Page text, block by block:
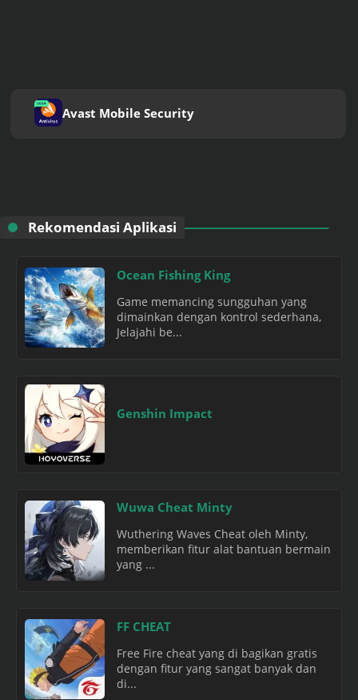
Avast Mobile Security
Rekomendasi Aplikasi
Ocean Fishing King
Game memancing sungguhan yang
dimainkan dengan kontrol sederhana,
Jelajahi be...
Genshin Impact
Wuwa Cheat Minty
Wuthering Waves Cheat oleh Minty,
memberikan fitur alat bantuan bermain
yang ...
FF CHEAT
Free Fire cheat yang di bagikan gratis
dengan fitur yang sangat banyak dan
di...